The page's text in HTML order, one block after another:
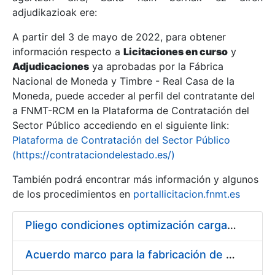
Erakutsi/Ezkutatu
Erakutsi/Ezkutatu
Erakutsi/Ezkutatu
Erakutsi/Ezkutatu
adjudikazioak ere:
A partir del 3 de mayo de 2022, para obtener
información respecto a Licitaciones en curso y
Adjudicaciones ya aprobadas por la Fábrica
Nacional de Moneda y Timbre - Real Casa de la
Moneda, puede acceder al perfil del contratante del
a FNMT-RCM en la Plataforma de Contratación del
Sector Público accediendo en el siguiente link:
Plataforma de Contratación del Sector Público
(https://contrataciondelestado.es/)
También podrá encontrar más información y algunos
de los procedimientos en portallicitacion.fnmt.es
Pliego condiciones optimización cargas compras firmado
Acuerdo marco para la fabricación de piezas